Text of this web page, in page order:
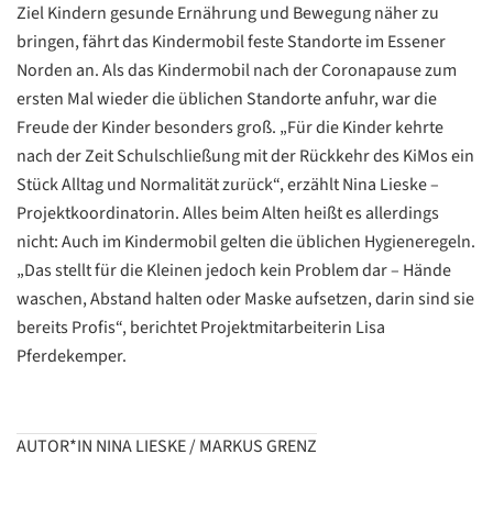
Ziel Kindern gesunde Ernährung und Bewegung näher zu
bringen, fährt das Kindermobil feste Standorte im Essener
Norden an. Als das Kindermobil nach der Coronapause zum
ersten Mal wieder die üblichen Standorte anfuhr, war die
Freude der Kinder besonders groß. „Für die Kinder kehrte
nach der Zeit Schulschließung mit der Rückkehr des KiMos ein
Stück Alltag und Normalität zurück“, erzählt Nina Lieske –
Projektkoordinatorin. Alles beim Alten heißt es allerdings
nicht: Auch im Kindermobil gelten die üblichen Hygieneregeln.
„Das stellt für die Kleinen jedoch kein Problem dar – Hände
waschen, Abstand halten oder Maske aufsetzen, darin sind sie
bereits Profis“, berichtet Projektmitarbeiterin Lisa
Pferdekemper.
AUTOR*IN NINA LIESKE / MARKUS GRENZ
Datenschutzerklärung
ZURÜCK
Datenschutzerklärung
Google
Datenschutzerklärung
Übersetzen
/
Translate
ZURÜCK